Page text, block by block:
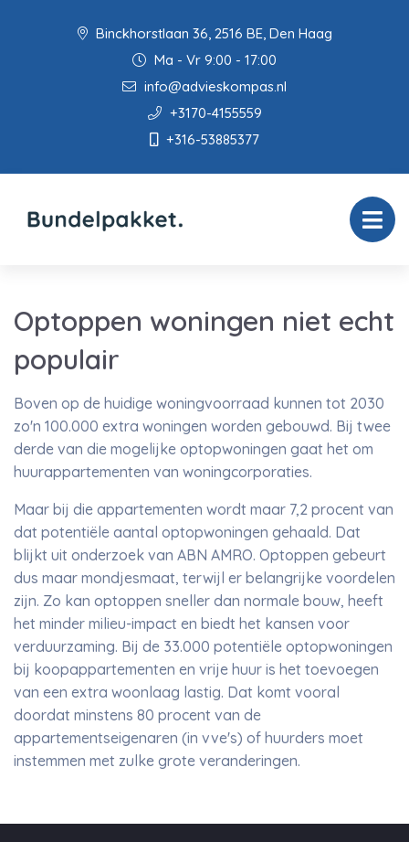
Binckhorstlaan 36, 2516 BE, Den Haag
Ma - Vr 9:00 - 17:00
info@advieskompas.nl
+3170-4155559
+316-53885377
Optoppen woningen niet echt
populair
Boven op de huidige woningvoorraad kunnen tot 2030
zo'n 100.000 extra woningen worden gebouwd. Bij twee
derde van die mogelijke optopwoningen gaat het om
huurappartementen van woningcorporaties.
Maar bij die appartementen wordt maar 7,2 procent van
dat potentiële aantal optopwoningen gehaald. Dat
blijkt uit onderzoek van ABN AMRO. Optoppen gebeurt
dus maar mondjesmaat, terwijl er belangrijke voordelen
zijn. Zo kan optoppen sneller dan normale bouw, heeft
het minder milieu-impact en biedt het kansen voor
verduurzaming. Bij de 33.000 potentiële optopwoningen
bij koopappartementen en vrije huur is het toevoegen
van een extra woonlaag lastig. Dat komt vooral
doordat minstens 80 procent van de
appartementseigenaren (in vve's) of huurders moet
instemmen met zulke grote veranderingen.